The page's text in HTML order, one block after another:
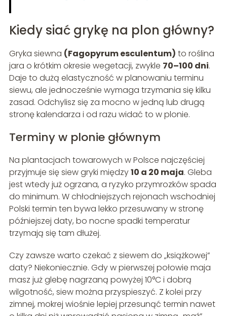
Kiedy siać grykę na plon główny?
Gryka siewna (Fagopyrum esculentum) to roślina
jara o krótkim okresie wegetacji, zwykle 70–100 dni.
Daje to dużą elastyczność w planowaniu terminu
siewu, ale jednocześnie wymaga trzymania się kilku
zasad. Odchylisz się za mocno w jedną lub drugą
stronę kalendarza i od razu widać to w plonie.
Terminy w plonie głównym
Na plantacjach towarowych w Polsce najczęściej
przyjmuje się siew gryki między10 a 20 maja. Gleba
jest wtedy już ogrzana, a ryzyko przymrozków spada
do minimum. W chłodniejszych rejonach wschodniej
Polski termin ten bywa lekko przesuwany w stronę
późniejszej daty, bo nocne spadki temperatur
trzymają się tam dłużej.
Czy zawsze warto czekać z siewem do „książkowej”
daty? Niekoniecznie. Gdy w pierwszej połowie maja
masz już glebę nagrzaną powyżej 10°C i dobrą
wilgotność, siew można przyspieszyć. Z kolei przy
zimnej, mokrej wiośnie lepiej przesunąć termin nawet